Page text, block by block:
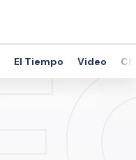
El Tiempo Video